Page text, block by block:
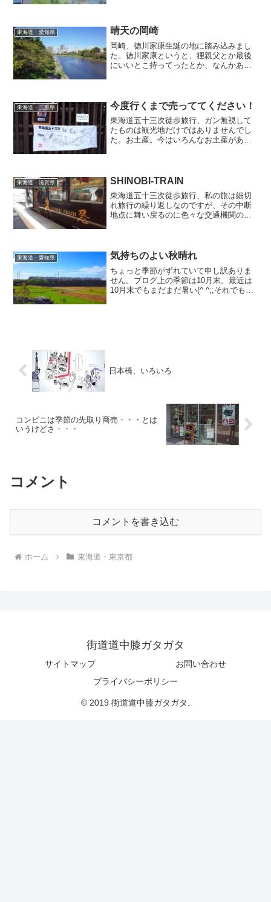
く、久しぶりに1/25000の地形図見てみよ
東海道・愛知県 晴天の岡崎
岡崎、徳川家康生誕の地に踏み込みまし
た。徳川家康というと、狸親父とか最後
にいいとこ持ってったとか、なんかあん
東海道・三重県 今度行くまで売っててください！
東海道五十三次徒歩旅行、ガン無視して
たものは観光地だけではありませんでし
た。お土産。今はいろんなお土産がある
ったら良かったかな・・・そんな反省も
東海道・滋賀県 SHINOBI-TRAIN
東海道五十三次徒歩旅行、私の旅は細切
れ旅行の繰り返しなのですが、その中断
地点に舞い戻るのに色々な交通機関のお
た。撮ったのは５年前。今もあるんか
し？？？
東海道・愛知県 気持ちのよい秋晴れ
ちょっと季節がずれていて申し訳ありま
せん。ブログ上の季節は10月末。最近は
10月末でもまだまだ暑い(^ ^;;それでも空
日本橋、いろいろ
コンビニは季節の先取り商売・・・とは
いうけどさ・・・
コメント
コメントを書き込む
ホーム 東海道・東京都
街道道中膝ガタガタ
サイトマップ
お問い合わせ
プライバシーポリシー
© 2019 街道道中膝ガタガタ.